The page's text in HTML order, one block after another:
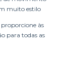
muito estilo
proporcione às
para todas as